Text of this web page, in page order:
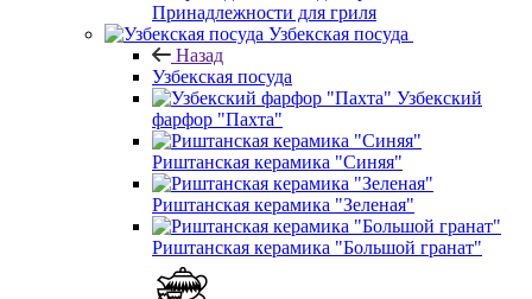
Принадлежности для гриля
Узбекская посуда
Назад
Узбекская посуда
Узбекский
фарфор "Пахта"
Риштанская керамика "Синяя"
Риштанская керамика "Зеленая"
Риштанская керамика "Большой гранат"